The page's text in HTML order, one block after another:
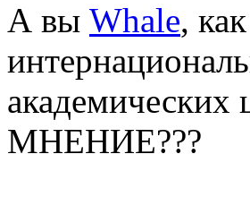
А вы Whale,
академических
МНЕНИЕ???